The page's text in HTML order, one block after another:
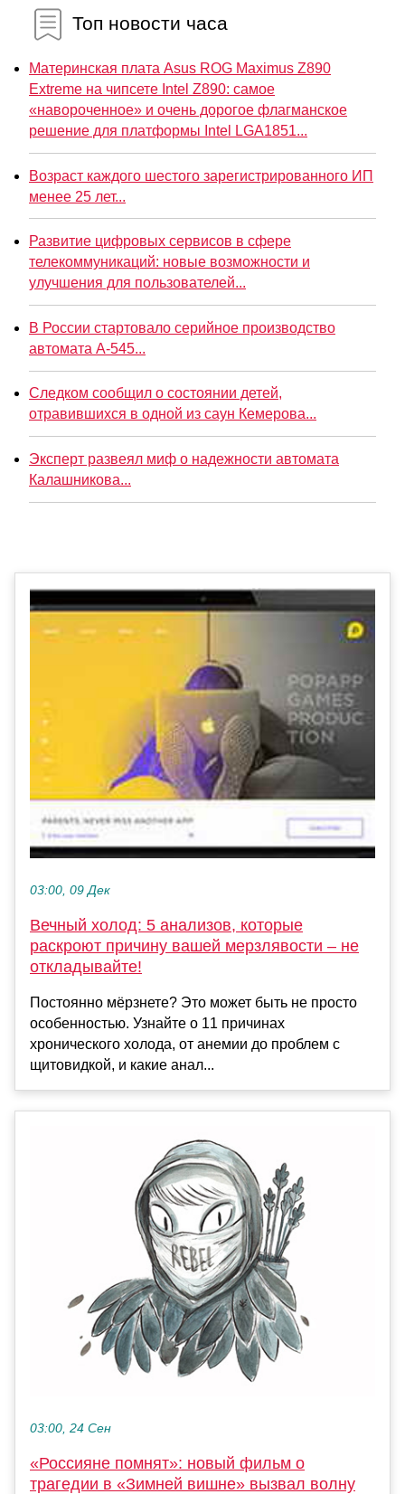
Топ новости часа
Материнская плата Asus ROG Maximus Z890
Extreme на чипсете Intel Z890: самое
«навороченное» и очень дорогое флагманское
решение для платформы Intel LGA1851...
Возраст каждого шестого зарегистрированного ИП
менее 25 лет...
Развитие цифровых сервисов в сфере
телекоммуникаций: новые возможности и
улучшения для пользователей...
В России стартовало серийное производство
автомата А-545...
Следком сообщил о состоянии детей,
отравившихся в одной из саун Кемерова...
Эксперт развеял миф о надежности автомата
Калашникова...
03:00, 09 Дек
Вечный холод: 5 анализов, которые
раскроют причину вашей мерзлявости – не
откладывайте!
Постоянно мёрзнете? Это может быть не просто
особенностью. Узнайте о 11 причинах
хронического холода, от анемии до проблем с
щитовидкой, и какие анал...
03:00, 24 Сен
«Россияне помнят»: новый фильм о
трагедии в «Зимней вишне» вызвал волну